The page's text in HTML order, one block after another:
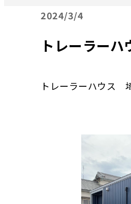
2024 3/4
トレーラー
トレーラーハウス